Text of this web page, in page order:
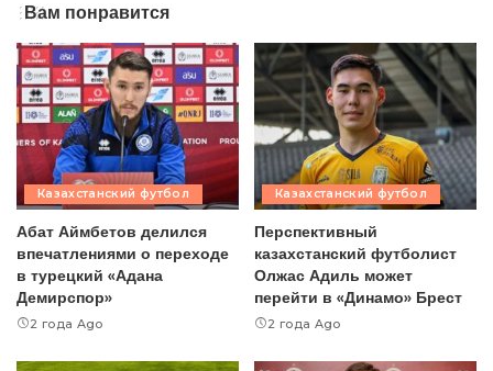
Вам понравится
Казахстанский футбол
Абат Аймбетов делился
впечатлениями о переходе
в турецкий «Адана
Демирспор»
2 года Ago
Казахстанский футбол
Перспективный
казахстанский футболист
Олжас Адиль может
перейти в «Динамо» Брест
2 года Ago